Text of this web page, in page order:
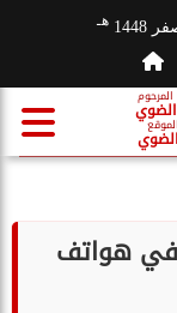
هـ
في هواتف